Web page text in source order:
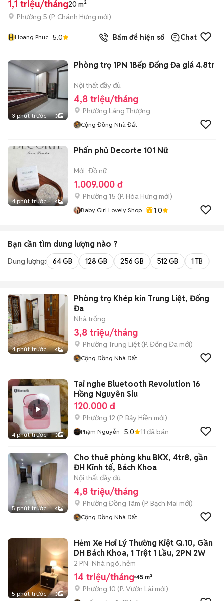
1,1 triệu/tháng20 m²
Phường 5 (P. Chánh Hưng mới)
HHoang Phuc 5.0 Bấm để hiện số Chat
3 phút trước 3
Phòng trọ 1PN 1Bếp Đống Đa giá 4.8tr
Nội thất đầy đủ
4,8 triệu/tháng
Phường Láng Thượng
Cộng Đồng Nhà Đất
4 phút trước 4
Phấn phủ Decorte 101 Nữ
Mới Đồ nữ
1.009.000 đ
Phường 15 (P. Hòa Hưng mới)
Baby Girl Lovely Shop 1.0
Bạn cần tìm dung lượng nào ?
Dung lượng: 64 GB 128 GB 256 GB 512 GB 1 TB
4 phút trước 4
Phòng trọ Khép kín Trung Liệt, Đống
Đa
Nhà trống
3,8 triệu/tháng
Phường Trung Liệt (P. Đống Đa mới)
Cộng Đồng Nhà Đất
4 phút trước 3
Tai nghe Bluetooth Revolution 16
Hồng Nguyên Siu
120.000 đ
Phường 12 (P. Bảy Hiền mới)
Phạm Nguyễn 5.0 11 đã bán
5 phút trước 4
Cho thuê phòng khu BKX, 4tr8, gần
ĐH Kinh tế, Bách Khoa
Nội thất đầy đủ
4,8 triệu/tháng
Phường Đồng Tâm (P. Bạch Mai mới)
Cộng Đồng Nhà Đất
5 phút trước 3
Hẻm Xe Hơi Lý Thường Kiệt Q.10, Gần
DH Bách Khoa, 1 Trệt 1 Lầu, 2PN 2W
2 PN Nhà ngõ, hẻm
14 triệu/tháng 45 m²
Phường 10 (P. Vườn Lài mới)